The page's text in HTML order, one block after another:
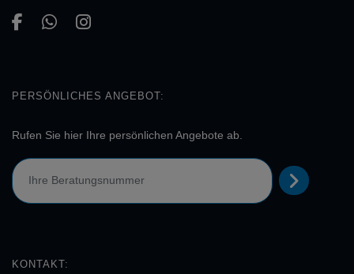
PERSÖNLICHES ANGEBOT:
Rufen Sie hier Ihre persönlichen Angebote ab.
KONTAKT: